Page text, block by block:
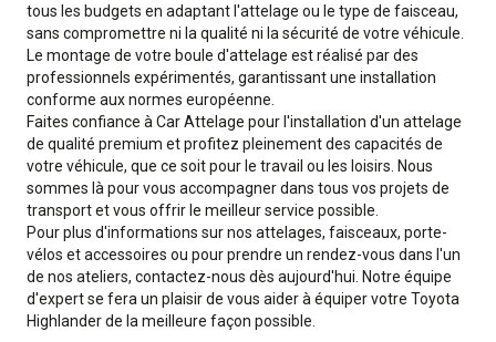
tous les budgets en adaptant l'attelage ou le type de faisceau,
sans compromettre ni la qualité ni la sécurité de votre véhicule.
Le montage de votre boule d'attelage est réalisé par des
professionnels expérimentés, garantissant une installation
conforme aux normes européenne.
Faites confiance à Car Attelage pour l'installation d'un attelage
de qualité premium et profitez pleinement des capacités de
votre véhicule, que ce soit pour le travail ou les loisirs. Nous
sommes là pour vous accompagner dans tous vos projets de
transport et vous offrir le meilleur service possible.
Pour plus d'informations sur nos attelages, faisceaux, porte-
vélos et accessoires ou pour prendre un rendez-vous dans l'un
de nos ateliers, contactez-nous dès aujourd'hui. Notre équipe
d'expert se fera un plaisir de vous aider à équiper votre Toyota
Highlander de la meilleure façon possible.